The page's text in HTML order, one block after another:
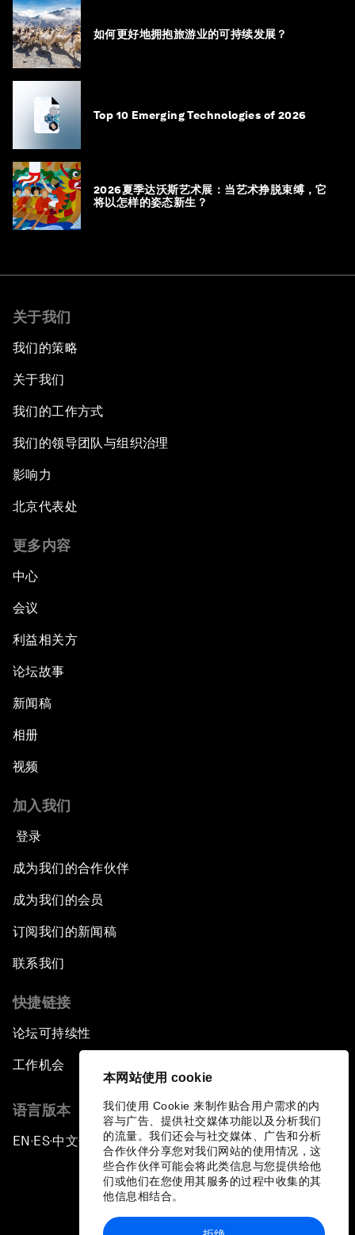
本网站使用 cookie
我们使用 Cookie 来制作贴合用户需求的内
容与广告、提供社交媒体功能以及分析我们
的流量。我们还会与社交媒体、广告和分析
合作伙伴分享您对我们网站的使用情况，这
些合作伙伴可能会将此类信息与您提供给他
们或他们在您使用其服务的过程中收集的其
他信息相结合。
如何更好地拥抱旅游业的可持续发展？
Top 10 Emerging Technologies of 2026
2026夏季达沃斯艺术展：当艺术挣脱束缚，它
将以怎样的姿态新生？
关于我们
我们的策略
关于我们
我们的工作方式
我们的领导团队与组织治理
影响力
北京代表处
更多内容
中心
会议
利益相关方
论坛故事
新闻稿
相册
视频
加入我们
登录
成为我们的合作伙伴
成为我们的会员
订阅我们的新闻稿
联系我们
快捷链接
论坛可持续性
工作机会
语言版本
EN ▪ ES▪中文▪ 日本語